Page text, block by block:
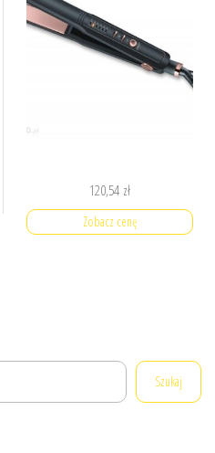
120,54 zł
Zobacz cenę
Szukaj